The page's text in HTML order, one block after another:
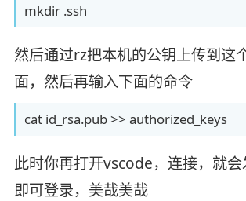
mkdir .ssh
然后通过rz把本机的公钥上传到这
面，然后再输入下面的命令
cat id_rsa.pub >> authorized_keys
此时你再打开vscode，连接，就
即可登录，美哉美哉